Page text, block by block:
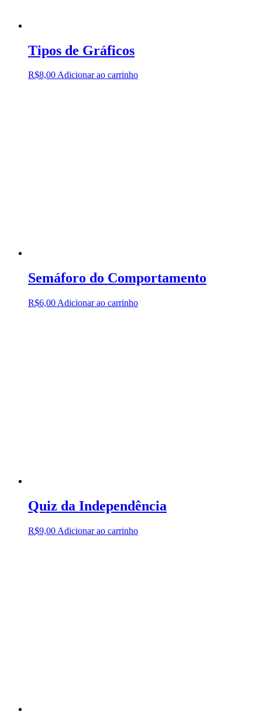
Tipos de Gráficos
R$8,00Adicionar ao carrinho
Semáforo do Comportamento
R$6,00 Adicionar ao carrinho
Quiz da Independência
R$9,00 Adicionar ao carrinho